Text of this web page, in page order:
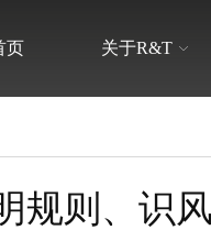
页 关于R&T
新闻快讯
股票行情
规则、识